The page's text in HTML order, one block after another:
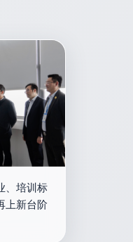
、培训标
上新台阶